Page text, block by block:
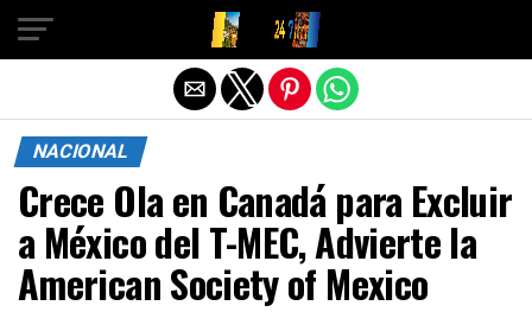
NACIONAL
Crece Ola en Canadá para Excluir
a México del T-MEC, Advierte la
American Society of Mexico
Salir de la versión móvil